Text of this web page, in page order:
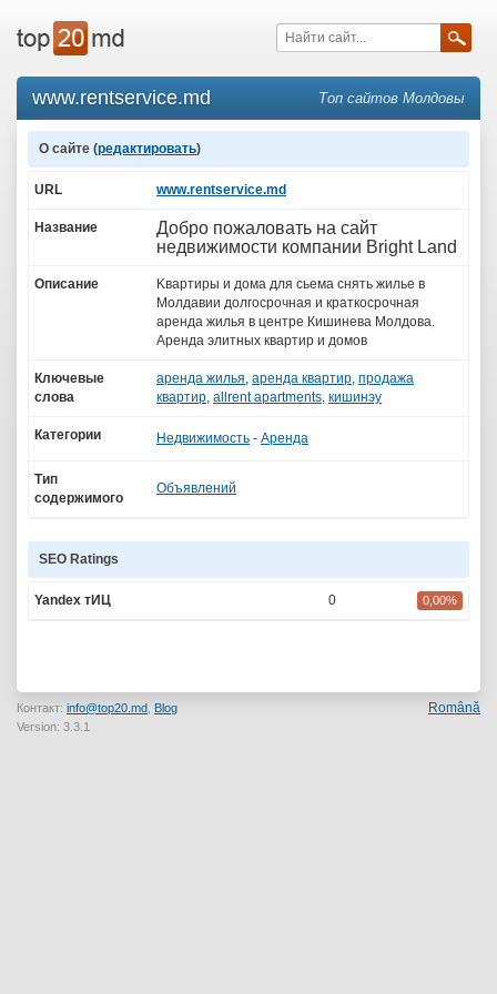
www.rentservice.md Топ сайтов Молдовы
О сайте (редактировать)
URL www.rentservice.md
Название
Добро пожаловать на сайт
недвижимости компании Bright Land
Описание
Kвартиры и дома для сьема снять жилье в
Молдавии долгосрочная и краткосрочная
аренда жилья в центре Кишинева Молдова.
Аренда элитных квартир и домов
Ключевые
слова
аренда жилья, аренда квартир, продажа
квартир, allrent apartments, кишинэу
Категории Недвижимость - Аренда
Тип
содержимого
Объявлений
SEO Ratings
Yandex тИЦ 0 0,00%
Контакт: info@top20.md Blog
Version: 3.3.1
Română